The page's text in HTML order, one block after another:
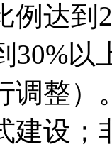
例达到
30%
调整
建设